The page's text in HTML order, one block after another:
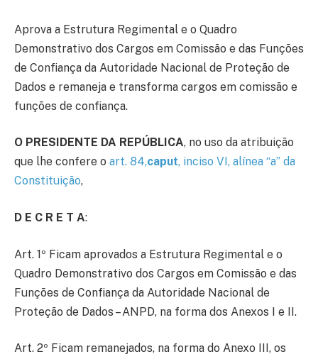
Aprova a Estrutura Regimental e o Quadro
Demonstrativo dos Cargos em Comissão e das Funções
de Confiança da Autoridade Nacional de Proteção de
Dados e remaneja e transforma cargos em comissão e
funções de confiança.
O PRESIDENTE DA REPÚBLICA, no uso da atribuição
que lhe confere o art. 84,caput, inciso VI, alínea “a” da
Constituição,
D E C R E T A:
Art. 1º Ficam aprovados a Estrutura Regimental e o
Quadro Demonstrativo dos Cargos em Comissão e das
Funções de Confiança da Autoridade Nacional de
Proteção de Dados – ANPD, na forma dos Anexos I e II.
Art. 2º Ficam remanejados, na forma do Anexo III, os